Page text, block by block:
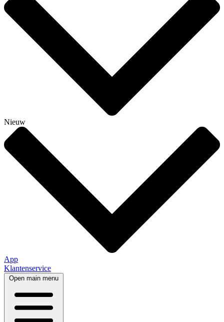
Nieuw
App
Klantenservice
Open main menu